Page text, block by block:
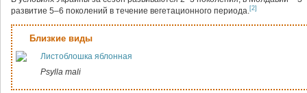
развитие 5–6 поколений в течение вегетационного периода.[2]
Близкие виды
Листоблошка яблонная
Psylla mali